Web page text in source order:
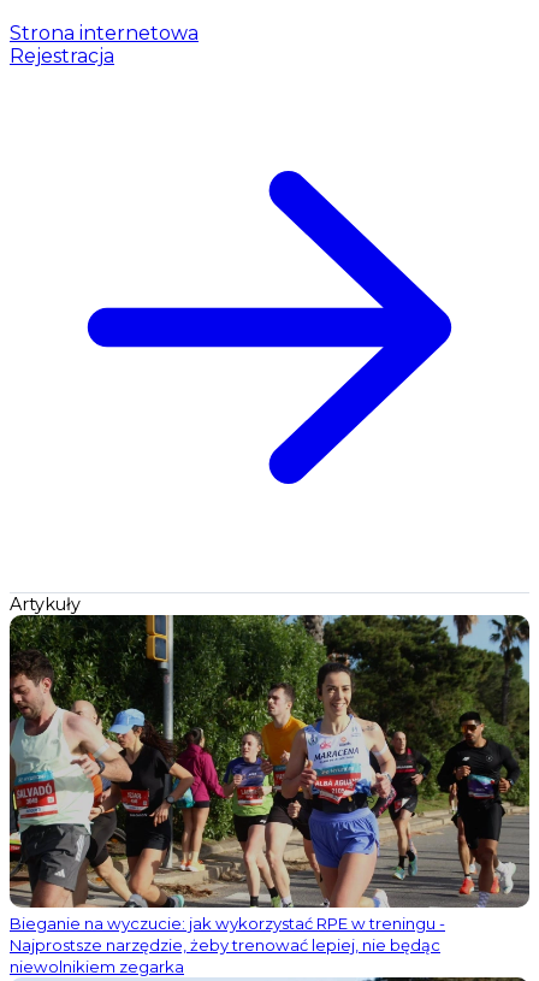
Strona internetowa
Rejestracja
Artykuły
Bieganie na wyczucie: jak wykorzystać RPE w treningu -
Najprostsze narzędzie, żeby trenować lepiej, nie będąc
niewolnikiem zegarka